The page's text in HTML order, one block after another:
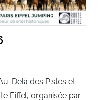
Delà des Pistes et
Eiffel, organisée par